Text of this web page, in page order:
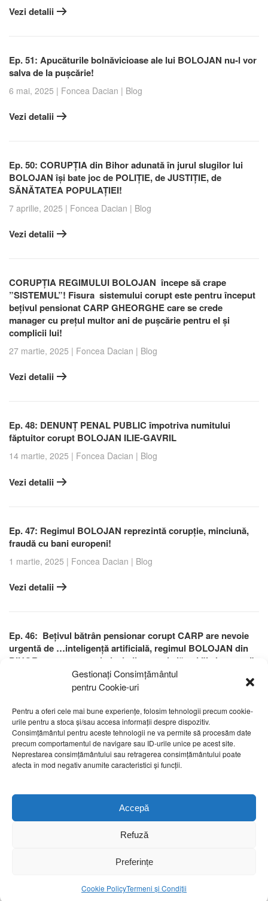
Gestionați Consimțământul
pentru Cookie-uri
Pentru a oferi cele mai bune experiențe, folosim tehnologii precum cookie-
urile pentru a stoca și/sau accesa informații despre dispozitiv.
Consimțământul pentru aceste tehnologii ne va permite să procesăm date
precum comportamentul de navigare sau ID-urile unice pe acest site.
Neprestarea consimțământului sau retragerea consimțământului poate
afecta în mod negativ anumite caracteristici și funcții.
Accepă
Refuză
Preferințe
Cookie PolicyTermeni și Condiții
Vezi detalii
Ep. 51: Apucăturile bolnăvicioase ale lui BOLOJAN nu-l vor
salva de la pușcărie!
6 mai, 2025 | Foncea Dacian | Blog
Vezi detalii
Ep. 50: CORUPȚIA din Bihor adunată în jurul slugilor lui
BOLOJAN își bate joc de POLIȚIE, de JUSTIȚIE, de
SĂNĂTATEA POPULAȚIEI!
7 aprilie, 2025 | Foncea Dacian | Blog
Vezi detalii
CORUPȚIA REGIMULUI BOLOJAN începe să crape
”SISTEMUL”! Fisura sistemului corupt este pentru început
bețivul pensionat CARP GHEORGHE care se crede
manager cu prețul multor ani de pușcărie pentru el și
complicii lui!
27 martie, 2025 | Foncea Dacian | Blog
Vezi detalii
Ep. 48: DENUNȚ PENAL PUBLIC împotriva numitului
făptuitor corupt BOLOJAN ILIE-GAVRIL
14 martie, 2025 | Foncea Dacian | Blog
Vezi detalii
Ep. 47: Regimul BOLOJAN reprezintă corupție, minciună,
fraudă cu bani europeni!
1 martie, 2025 | Foncea Dacian | Blog
Vezi detalii
Ep. 46: Bețivul bătrân pensionar corupt CARP are nevoie
urgentă de …inteligență artificială, regimul BOLOJAN din
BIHOR reprezentat prin lacheii acestuia lăsați ”la butoane”
continuând să promoveze minciuna și promiscuitatea!
24 februarie, 2025|Foncea Dacian
Vezi detalii
2026. Toate drepturile rezervate Dacian Foncea.